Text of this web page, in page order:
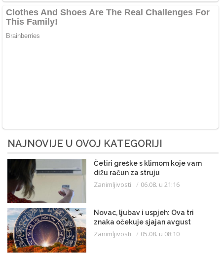
NAJNOVIJE U OVOJ KATEGORIJI
Četiri greške s klimom koje vam
dižu račun za struju
Zanimljivosti 06.08. u 21:16
Novac, ljubav i uspjeh: Ova tri
znaka očekuje sjajan avgust
Zanimljivosti 05.08. u 08:10